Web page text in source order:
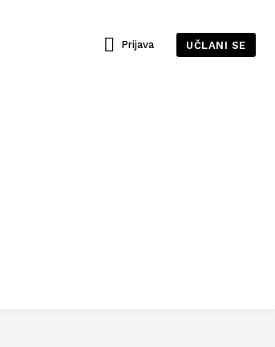
Prijava UČLANI SE